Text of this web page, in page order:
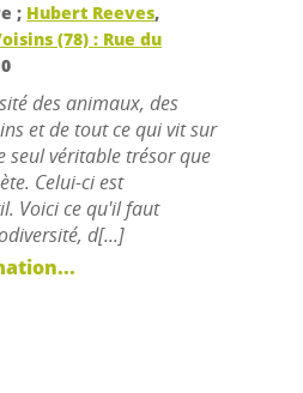
; Hubert Reeves,
(78) : Rue du
des animaux, des
et de tout ce qui vit sur
seul véritable trésor que
Celui-ci est
Voici ce qu'il faut
d[...]